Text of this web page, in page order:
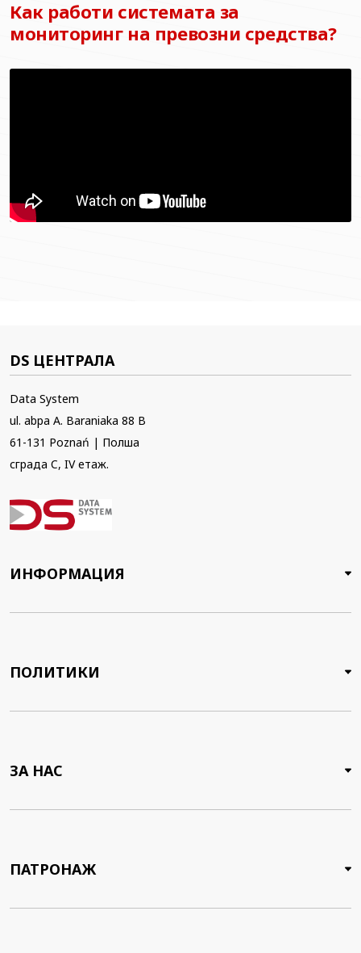
Как работи системата за
мониторинг на превозни средства?
DS ЦЕНТРАЛА
Data System
ul. abpa A. Baraniaka 88 B
61-131 Poznań | Полша
сграда C, IV етаж.
ИНФОРМАЦИЯ
ПОЛИТИКИ
ЗА НАС
ПАТРОНАЖ